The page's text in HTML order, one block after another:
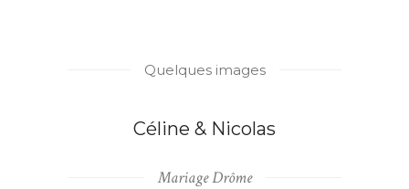
Quelques images
Céline & Nicolas
Mariage Drôme